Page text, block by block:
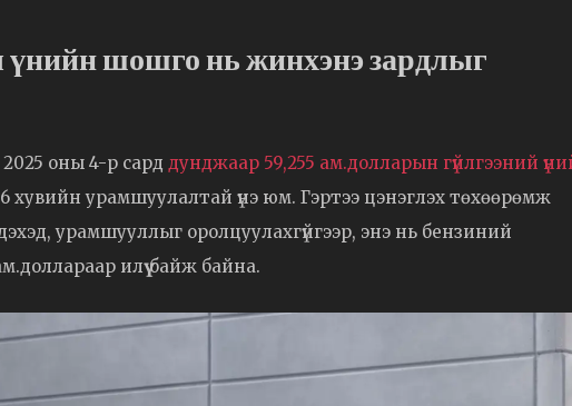
шошго нь жинхэнэ зардлыг
оны 4-р сард дунджаар 59,255 ам.долларын гүйлгээний
хувийн урамшуулалтай үнэ юм. Гэртээ цэнэглэх төхөөрөмж
урамшууллыг оролцуулахгүйгээр, энэ нь бензиний
илүү байж байна.